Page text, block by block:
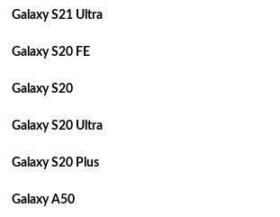
Galaxy S21 Ultra
Galaxy S20 FE
Galaxy S20
Galaxy S20 Ultra
Galaxy S20 Plus
Galaxy A50